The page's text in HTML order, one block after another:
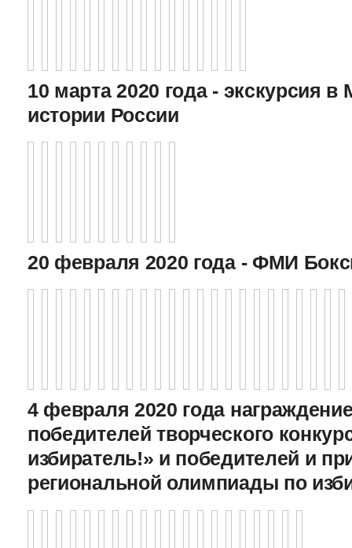
10 марта 2020 года - экскурсия в
истории России
20 февраля 2020 года - ФМИ
4 февраля 2020 года
победителей творческого
избиратель!» и победителей и
региональной олимпиады по